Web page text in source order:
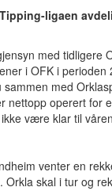
ligaen
med tidligere
i OFK i perioden
med
nettopp operert for
være klar til
venter en
Orkla skal i tur og